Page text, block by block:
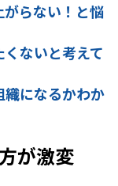
らない！と悩
ないと考えて
になるかわか
が激変